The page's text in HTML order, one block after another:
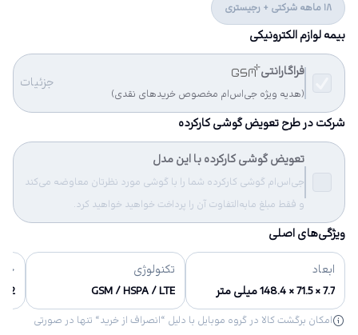
18 ماهه شرکتی + رجیستری
بیمه لوازم الکترونیکی
فراگارانتی
(هدیه ویژه جی‌اس‌ام مخصوص خریدهای نقدی)
جزئیات
شرکت در طرح تعویض گوشی کارکرده
تعویض گوشی کارکرده با این مدل
جی‌اس‌ام گوشی کارکرده شما را با گوشی مورد نظرتان معاوضه می‌کند
و فقط مبلغ مابه‌التفاوت آن را پرداخت خواهید خواهید کرد.
ویژگی‌های اصلی
ابعاد
7.7 × 71.5 × 148.4 میلی متر
تکنولوژی
GSM / HSPA / LTE
16/۳2
امکان برگشت کالا در گروه موبایل با دلیل “انصراف از خرید“ تنها در صورتی